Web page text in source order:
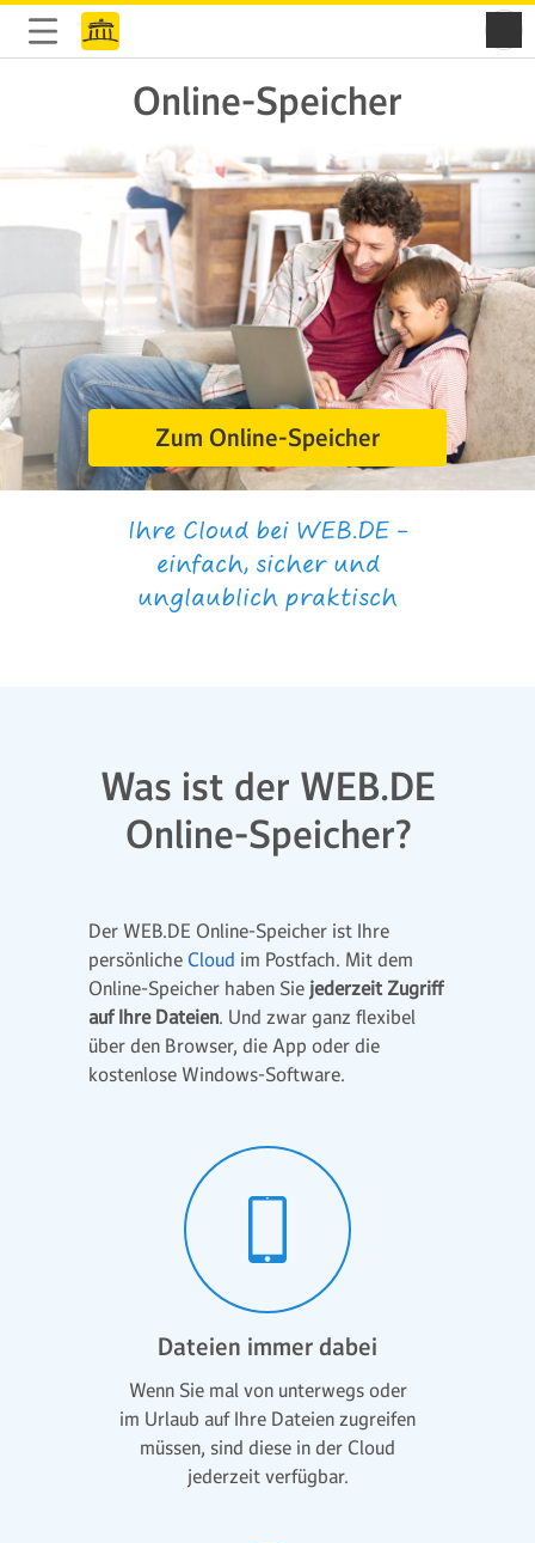
Online-Speicher
Ihre Cloud bei WEB.DE –
einfach, sicher und
unglaublich praktisch
Zum Online-Speicher
Was ist der WEB.DE
Online-Speicher?
Der WEB.DE Online-Speicher ist Ihre
persönliche Cloud im Postfach. Mit dem
Online-Speicher haben Sie jederzeit Zugriff
auf Ihre Dateien. Und zwar ganz flexibel
über den Browser, die App oder die
kostenlose Windows-Software.
Dateien immer dabei
Wenn Sie mal von unterwegs oder
im Urlaub auf Ihre Dateien zugreifen
müssen, sind diese in der Cloud
jederzeit verfügbar.